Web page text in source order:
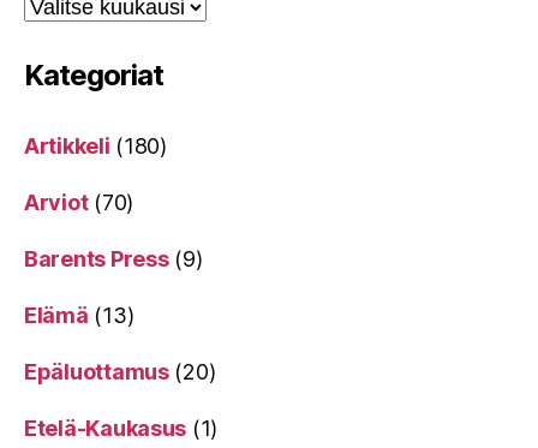
Kategoriat
Artikkeli (180)
Arviot(70)
Barents Press(9)
Elämä (13)
Epäluottamus(20)
Etelä-Kaukasus (1)